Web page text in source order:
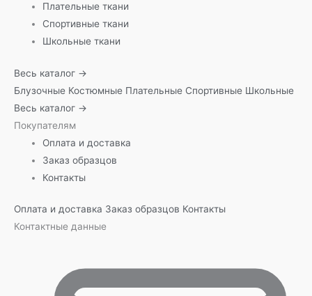
Плательные ткани
Спортивные ткани
Школьные ткани
Весь каталог →
Блузочные Костюмные Плательные Спортивные Школьные
Весь каталог →
Покупателям
Оплата и доставка
Заказ образцов
Контакты
Оплата и доставка Заказ образцов Контакты
Контактные данные